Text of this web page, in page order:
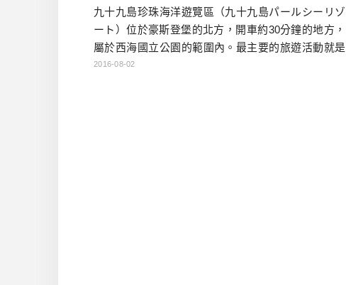
九十九島珍珠海洋遊覽區（九十九島パールシーリゾ
ート）位於豪斯登堡的北方，開車約30分鐘的地方，
屬於西海國立公園的範圍內。最主要的旅遊活動就是
搭乘「珍珠女王號（パールクィーン）」出海，欣賞
2016-08-02